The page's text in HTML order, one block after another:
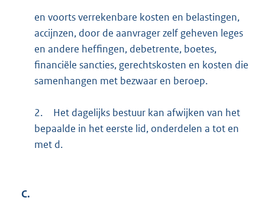
en voorts verrekenbare kosten en belastingen,
accijnzen, door de aanvrager zelf geheven leges
en andere heffingen, debetrente, boetes,
financiële sancties, gerechtskosten en kosten die
samenhangen met bezwaar en beroep.
2.
Het dagelijks bestuur kan afwijken van het
bepaalde in het eerste lid, onderdelen a tot en
met d.
C.